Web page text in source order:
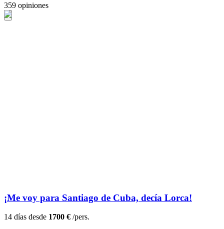
359 opiniones
¡Me voy para Santiago de Cuba, decía Lorca!
14 días desde 1700 € /pers.